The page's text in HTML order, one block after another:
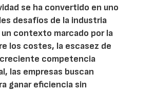
se ha convertido en uno
desafíos de la industria
un contexto marcado por la
los costes, la escasez de
competencia
las empresas buscan
ganar eficiencia sin